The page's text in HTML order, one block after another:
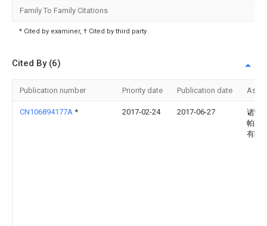
Family To Family Citations
* Cited by examiner, † Cited by third party
Cited By (6)
Publication number Priority date Publication date
CN106894177A * 2017-02-24 2017-06-27
诸暨
帕斯
有限